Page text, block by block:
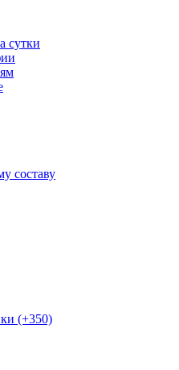
сутки
составу
(+350)